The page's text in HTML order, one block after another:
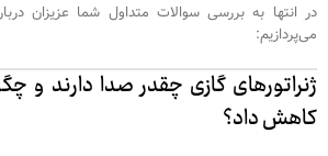
در انتها به بررسی سوالات متداول شما عزیزان
می‌پردازیم:
ژنراتورهای گازی چقدر صدا دارند و
کاهش داد؟